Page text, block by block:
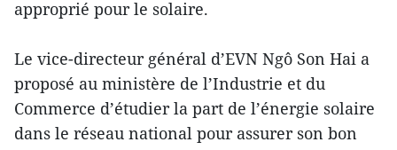
approprié pour le solaire.
Le vice-directeur général d’EVN Ngô Son Hai a
proposé au ministère de l’Industrie et du
Commerce d’étudier la part de l’énergie solaire
dans le réseau national pour assurer son bon